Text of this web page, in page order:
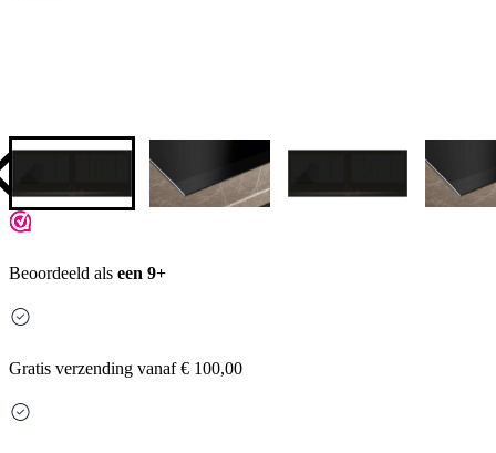
Beoordeeld als een 9+
Gratis verzending vanaf € 100,00